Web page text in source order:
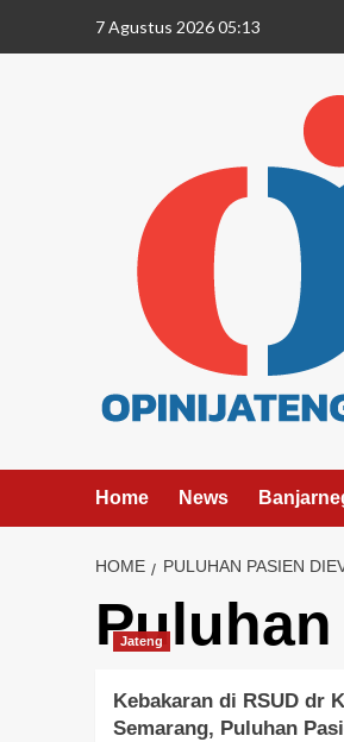
7 Agustus 2026 05:13
Home News
HOME PULUHAN PASIEN
Jateng
Kebakaran di RSUD dr
Semarang, Puluhan